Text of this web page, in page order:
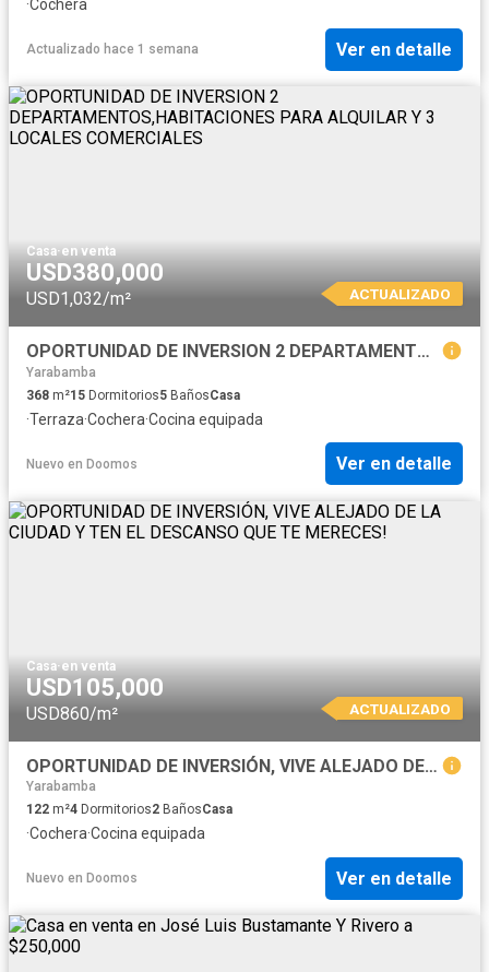
·Cochera
Actualizado hace 1 semana Ver en detalle
Casa·en venta
USD380,000
USD1,032/m² ACTUALIZADO
OPORTUNIDAD DE INVERSION 2 DEPARTAMENTOS,HABITACIONES PARA ALQUILAR Y 3 LOCALES COMERCIALES
Yarabamba
368 m²15 Dormitorios5 BañosCasa
·Terraza·Cochera·Cocina equipada
Nuevo en Doomos Ver en detalle
Casa·en venta
USD105,000
USD860/m² ACTUALIZADO
OPORTUNIDAD DE INVERSIÓN, VIVE ALEJADO DE LA CIUDAD Y TEN EL DESCANSO QUE TE MERECES!
Yarabamba
122 m²4 Dormitorios2 BañosCasa
·Cochera·Cocina equipada
Nuevo en Doomos Ver en detalle